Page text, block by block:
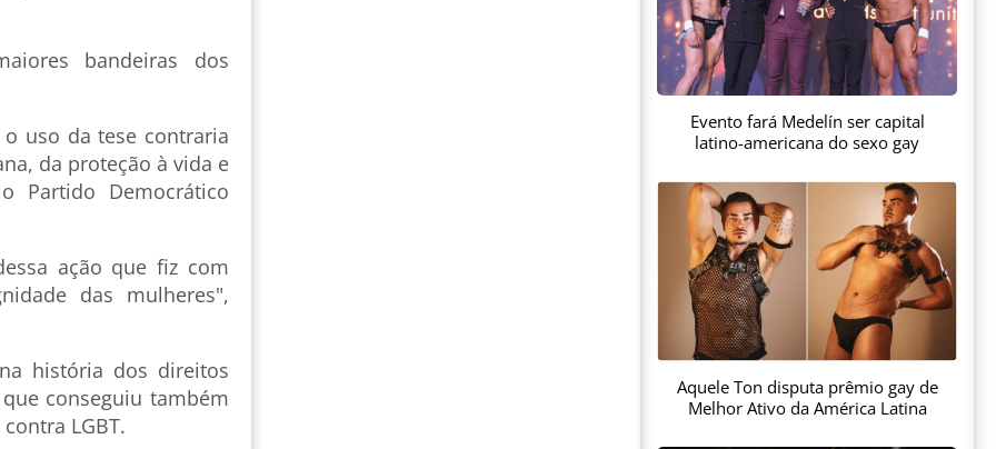
bandeiras dos
uso da tese contraria
da proteção à vida e
Partido Democrático
ação que fiz com
das mulheres",
história dos direitos
conseguiu também
LGBT.
Evento fará Medelín ser capital
latino-americana do sexo gay
Aquele Ton disputa prêmio gay de
Melhor Ativo da América Latina